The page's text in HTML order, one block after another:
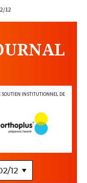
12
SOUTIEN INSTITUTIONNEL DE